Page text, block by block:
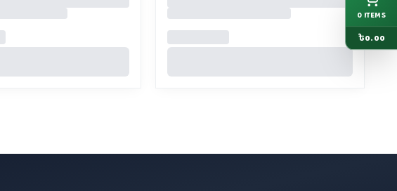
0 ITEMS
৳0.00